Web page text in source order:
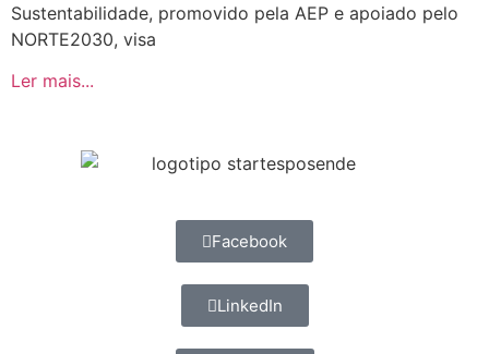
Sustentabilidade, promovido pela AEP e apoiado pelo
NORTE2030, visa
Ler mais...
Facebook
LinkedIn